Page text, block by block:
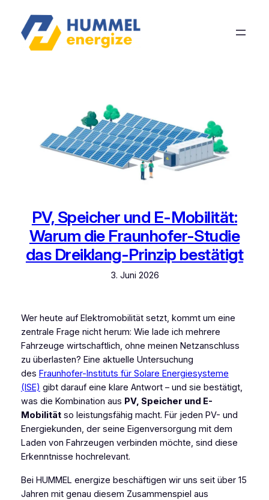
PV, Speicher und E-Mobilität:
Warum die Fraunhofer-Studie
das Dreiklang-Prinzip bestätigt
3. Juni 2026
Wer heute auf Elektromobilität setzt, kommt um eine
zentrale Frage nicht herum: Wie lade ich mehrere
Fahrzeuge wirtschaftlich, ohne meinen Netzanschluss
zu überlasten? Eine aktuelle Untersuchung
des Fraunhofer-Instituts für Solare Energiesysteme
(ISE) gibt darauf eine klare Antwort – und sie bestätigt,
was die Kombination aus PV, Speicher und E-
Mobilitätso leistungsfähig macht. Für jeden PV- und
Energiekunden, der seine Eigenversorgung mit dem
Laden von Fahrzeugen verbinden möchte, sind diese
Erkenntnisse hochrelevant.
Bei HUMMEL energize beschäftigen wir uns seit über 15
Jahren mit genau diesem Zusammenspiel aus